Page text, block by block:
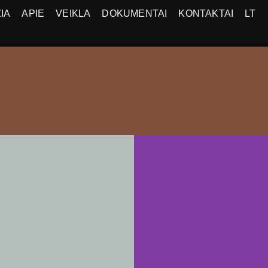
APIE VEIKLA DOKUMENTAI KONTAKTAI LT